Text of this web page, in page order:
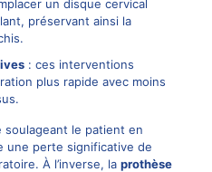
un disque cervical
, préservant ainsi la
: ces interventions
plus rapide avec moins
soulageant le patient en
une perte significative de
À l’inverse, la prothèse